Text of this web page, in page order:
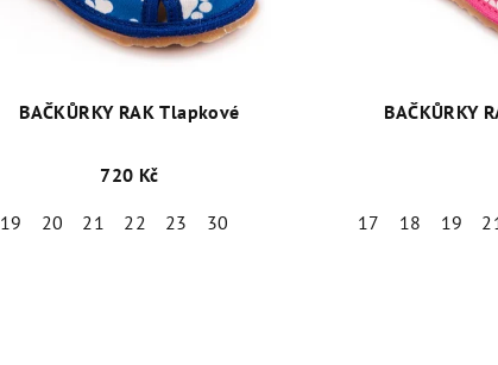
BAČKŮRKY RAK Tlapkové
720 Kč
19 20 21 22 23 30
BAČKŮRKY
17
18 19